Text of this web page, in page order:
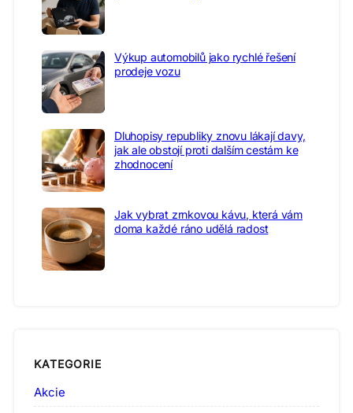
Výkup automobilů jako rychlé řešení
prodeje vozu
Dluhopisy republiky znovu lákají davy,
jak ale obstojí proti dalším cestám ke
zhodnocení
Jak vybrat zrnkovou kávu, která vám
doma každé ráno udělá radost
KATEGORIE
Akcie